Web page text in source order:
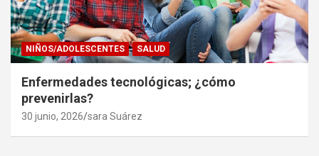
NIÑOS/ADOLESCENTES SALUD
Enfermedades tecnológicas; ¿cómo
prevenirlas?
30 junio, 2026 sara Suárez